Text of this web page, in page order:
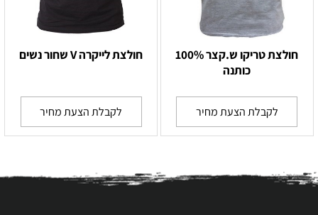
חולצת טריקו ש.קצר 100%
כותנה
לקבלת הצעת מחיר
חולצת לייקרה V שחור נשים
לקבלת הצעת מחיר